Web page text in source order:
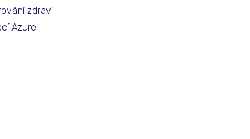
zdraví
Azure